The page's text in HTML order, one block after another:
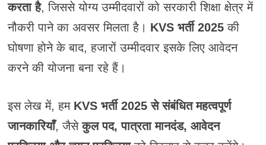
करता है, जिससे योग्य उम्मीदवारों को सरकारी शिक्षा क्षेत्र में
नौकरी पाने का अवसर मिलता है। KVS भर्ती 2025की
घोषणा होने के बाद, हजारों उम्मीदवार इसके लिए आवेदन
करने की योजना बना रहे हैं।
इस लेख में, हम KVS भर्ती 2025 से संबंधित महत्वपूर्ण
जानकारियाँ, जैसेकुल पद, पात्रता मानदंड, आवेदन